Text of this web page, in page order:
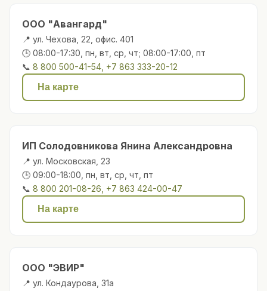
ООО "Авангард"
📍 ул. Чехова, 22, офис. 401
🕒 08:00-17:30, пн, вт, ср, чт; 08:00-17:00, пт
📞 8 800 500-41-54, +7 863 333-20-12
На карте
ИП Солодовникова Янина Александровна
📍 ул. Московская, 23
🕒 09:00-18:00, пн, вт, ср, чт, пт
📞 8 800 201-08-26, +7 863 424-00-47
На карте
ООО "ЭВИР"
📍 ул. Кондаурова, 31а